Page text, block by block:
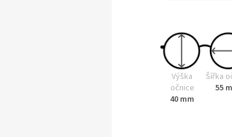
Výška
očnice
40 mm
Šířka
55